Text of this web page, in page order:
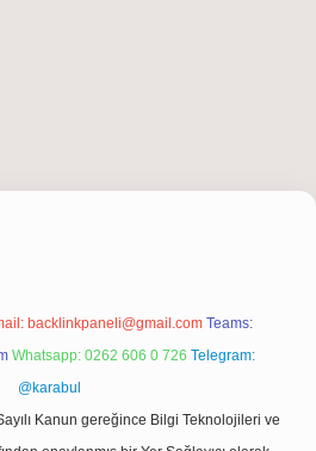
backlinkpaneli@gmail.com Teams:
Whatsapp: 0262 606 0 726 Telegram:
@karabul
Kanun gereğince Bilgi Teknolojileri ve